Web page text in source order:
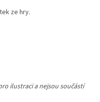
ze hry.
ilustraci a nejsou součástí